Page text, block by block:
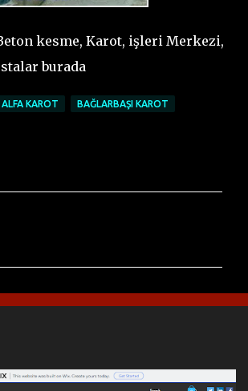
kesme, Karot, işleri Merkezi,
burada
ALFA KAROT BAĞLARBAŞI KAROT